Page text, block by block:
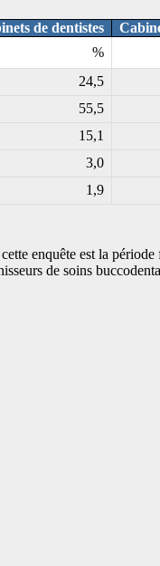
de dentistes
%
24,5
55,5
15,1
3,0
1,9
enquête est la
de soins